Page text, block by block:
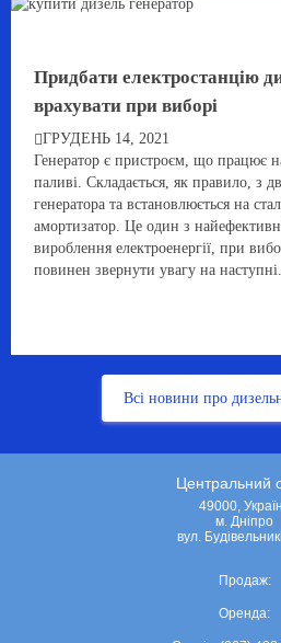
Придбати електростанцію
врахувати при виборі
ГРУДЕНЬ 14, 2021
Генератор є пристроєм, що працює
паливі. Складається, як правило, з
генератора та встановлюється на
амортизатор. Це один з
вироблення електроенергії, при
повинен звернути увагу на
Всі новини про
Центральний
49000,
м. Дніпро
вул.
Продаж:
Оренда: